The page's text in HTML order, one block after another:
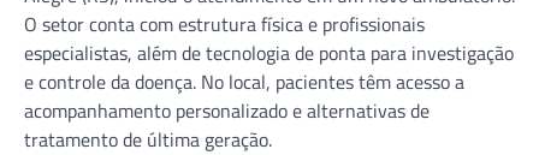
O setor conta com estrutura física e profissionais
especialistas, além de tecnologia de ponta para investigação
e controle da doença. No local, pacientes têm acesso a
acompanhamento personalizado e alternativas de
tratamento de última geração.